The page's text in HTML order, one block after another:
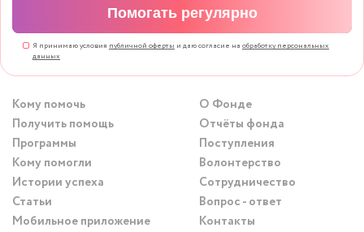
Помогать регулярно
Я принимаю условия публичной оферты и даю согласие на обработку персональных
данных
Кому помочь
Получить помощь
Программы
Кому помогли
Истории успеха
Статьи
Мобильное приложение
О Фонде
Отчёты фонда
Поступления
Волонтерство
Сотрудничество
Вопрос - ответ
Контакты